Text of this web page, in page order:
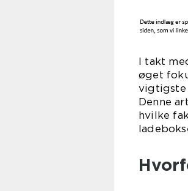
I takt
øget
vigtigste
Denne
hvilke